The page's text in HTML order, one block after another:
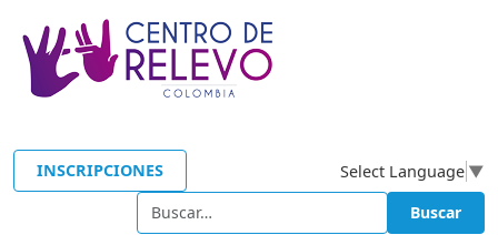
INSCRIPCIONES Select Language ▼
Buscar Buscar